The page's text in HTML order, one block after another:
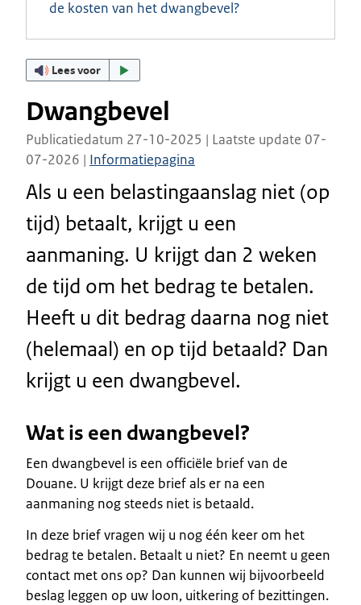
de kosten van het dwangbevel?
Lees voor
Dwangbevel
Publicatiedatum 27-10-2025 | Laatste update 07-
07-2026 | Informatiepagina
Als u een belastingaanslag niet (op
tijd) betaalt, krijgt u een
aanmaning. U krijgt dan 2 weken
de tijd om het bedrag te betalen.
Heeft u dit bedrag daarna nog niet
(helemaal) en op tijd betaald? Dan
krijgt u een dwangbevel.
Wat is een dwangbevel?
Een dwangbevel is een officiële brief van de
Douane. U krijgt deze brief als er na een
aanmaning nog steeds niet is betaald.
In deze brief vragen wij u nog één keer om het
bedrag te betalen. Betaalt u niet? En neemt u geen
contact met ons op? Dan kunnen wij bijvoorbeeld
beslag leggen op uw loon, uitkering of bezittingen.